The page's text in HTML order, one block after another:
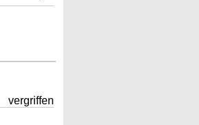
vergriffen